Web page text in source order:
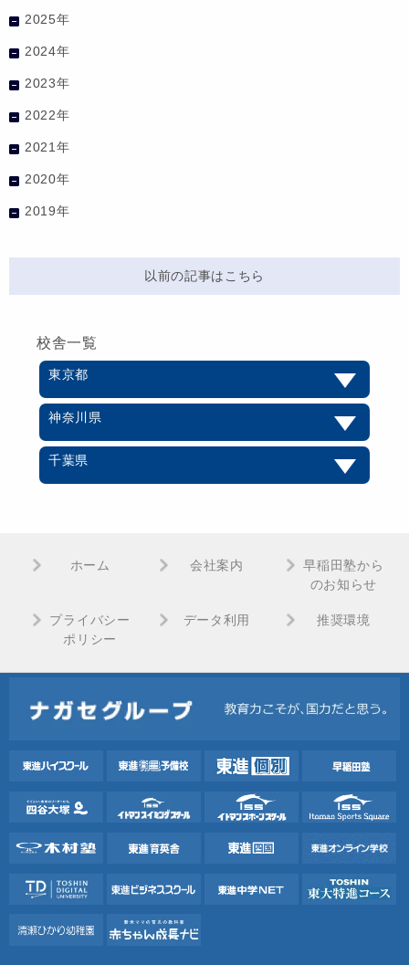
2025年
2024年
2023年
2022年
2021年
2020年
2019年
以前の記事はこちら
校舎一覧
東京都
神奈川県
千葉県
ホーム 会社案内
早稲田塾から
のお知らせ
プライバシー
ポリシー
データ利用 推奨環境